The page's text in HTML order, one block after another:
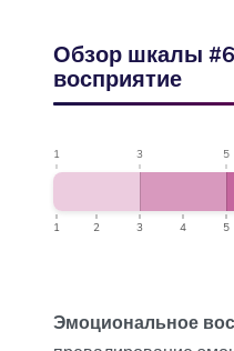
Обзор шкалы
восприятие
1 3 5
1 2 3 4 5
Эмоциональное